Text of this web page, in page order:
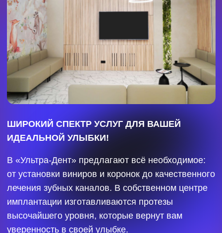
бесплатно;
лечение кариеса от 3000 рублей;
бесплатная седация при терапии, хирургии,
имплантации;
имплантация под ключ за 55 800 рублей;
бесплатное фторирование зубов.